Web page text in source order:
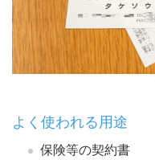
よく使われる用途
保険等の契約書